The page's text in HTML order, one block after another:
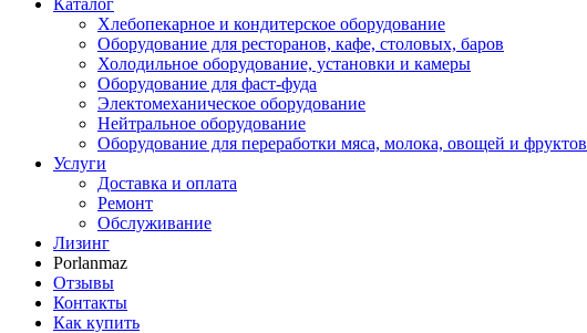
Каталог
Хлебопекарное и кондитерское оборудование
Оборудование для ресторанов, кафе, столовых, баров
Холодильное оборудование, установки и камеры
Оборудование для фаст-фуда
Электомеханическое оборудование
Нейтральное оборудование
Оборудование для переработки мяса, молока, овощей и фруктов
Услуги
Доставка и оплата
Ремонт
Обслуживание
Лизинг
Porlanmaz
Отзывы
Контакты
Как купить